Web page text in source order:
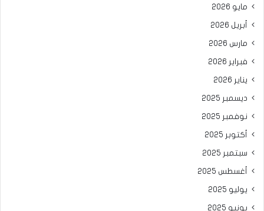
مايو 2026
أبريل 2026
مارس 2026
فبراير 2026
يناير 2026
ديسمبر 2025
نوفمبر 2025
أكتوبر 2025
سبتمبر 2025
أغسطس 2025
يوليو 2025
يونيو 2025